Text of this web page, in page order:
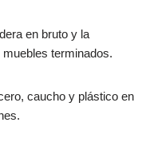
en bruto y la
terminados.
caucho y plástico en